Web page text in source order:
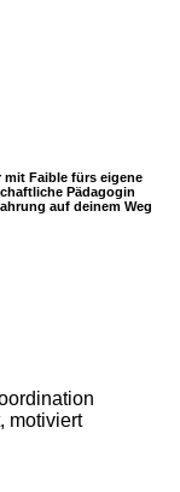
mit Faible fürs eigene
Pädagogin
auf deinem Weg
motiviert